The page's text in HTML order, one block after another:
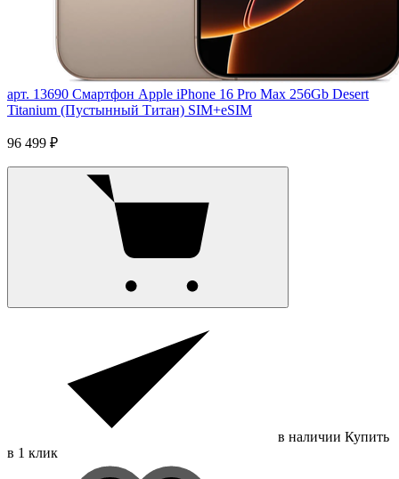
арт. 13690 Смартфон Apple iPhone 16 Pro Max 256Gb Desert
Titanium (Пустынный Титан) SIM+eSIM
96 499 ₽
в наличии Купить
в 1 клик